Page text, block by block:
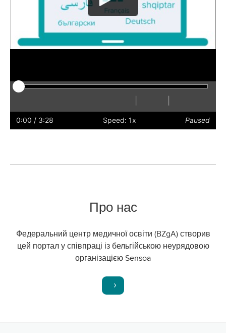
Hide
captions
FasterSlower
full
screen
0:00 / 3:28 Speed: 1x Paused
Про нас
Федеральний центр медичної освіти (BZgA) створив
цей портал у співпраці із бельгійською неурядовою
організацією Sensoa